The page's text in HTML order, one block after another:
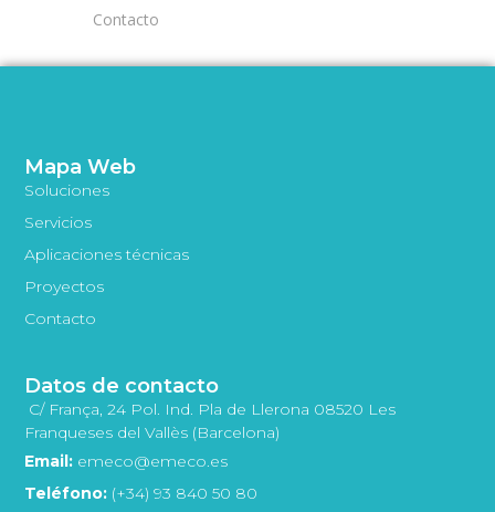
Contacto
Mapa Web
Soluciones
Servicios
Aplicaciones técnicas
Proyectos
Contacto
Datos de contacto
C/ França, 24 Pol. Ind. Pla de Llerona 08520 Les
Franqueses del Vallès (Barcelona)
Email: emeco@emeco.es
Teléfono: (+34) 93 840 50 80